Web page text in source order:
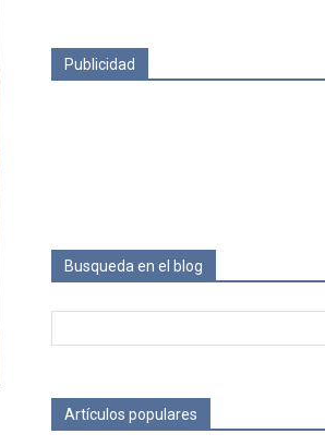
Publicidad
Busqueda en el blog
Artículos populares